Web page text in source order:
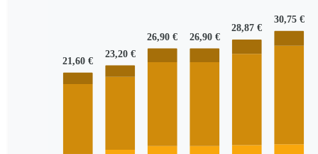
21,60 €
23,20 €
26,90 € 26,90 €
28,87 €
30,75 €